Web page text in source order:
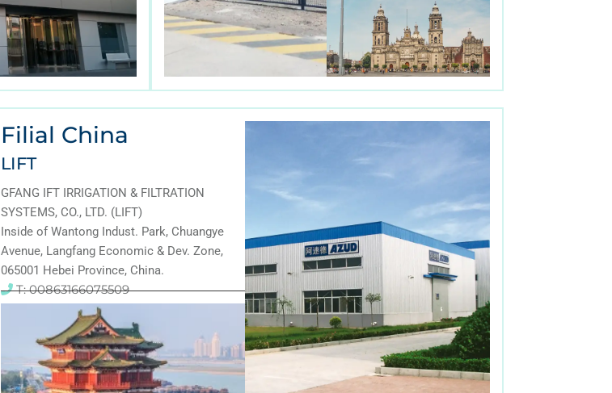
Filial China
LIFT
GFANG IFT IRRIGATION & FILTRATION
SYSTEMS, CO., LTD. (LIFT)
Inside of Wantong Indust. Park, Chuangye
Avenue, Langfang Economic & Dev. Zone,
065001 Hebei Province, China.
T: 00863166075509